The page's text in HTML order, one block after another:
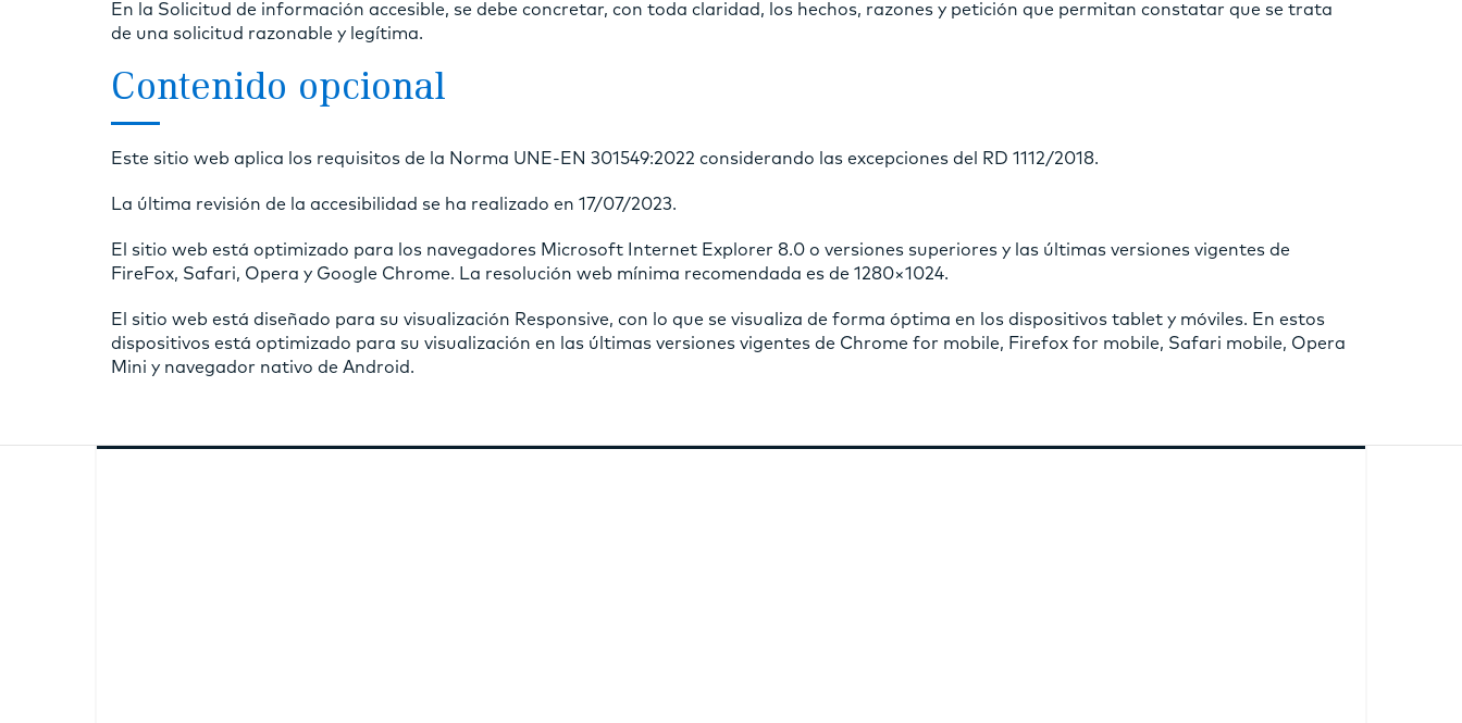
En la Solicitud de información accesible, se debe concretar, con toda claridad, los hechos, razones y petición que permitan constatar que se trata
de una solicitud razonable y legítima.
Contenido opcional
Este sitio web aplica los requisitos de la Norma UNE-EN 301549:2022 considerando las excepciones del RD 1112/2018.
La última revisión de la accesibilidad se ha realizado en 17/07/2023.
El sitio web está optimizado para los navegadores Microsoft Internet Explorer 8.0 o versiones superiores y las últimas versiones vigentes de
FireFox, Safari, Opera y Google Chrome. La resolución web mínima recomendada es de 1280×1024.
El sitio web está diseñado para su visualización Responsive, con lo que se visualiza de forma óptima en los dispositivos tablet y móviles. En estos
dispositivos está optimizado para su visualización en las últimas versiones vigentes de Chrome for mobile, Firefox for mobile, Safari mobile, Opera
Mini y navegador nativo de Android.